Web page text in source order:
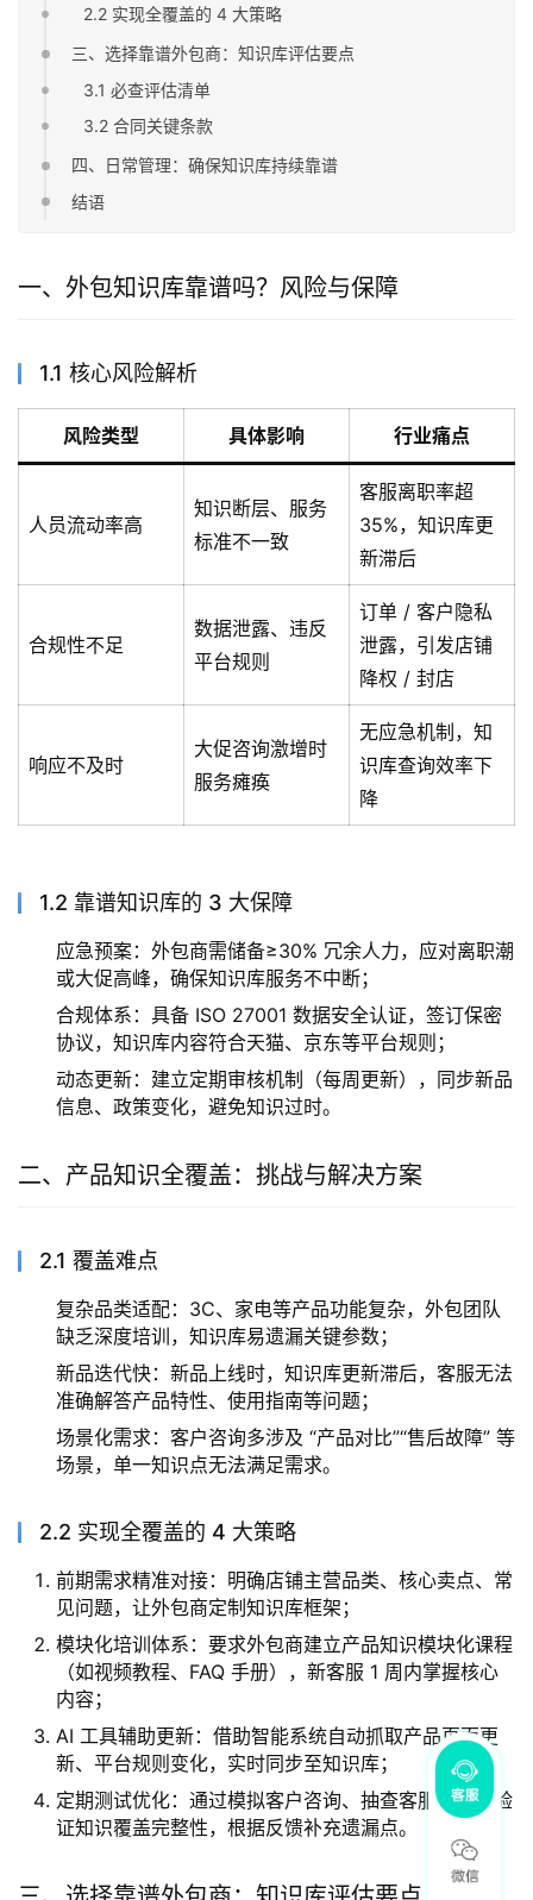
2.2 实现全覆盖的 4 大策略
三、选择靠谱外包商：知识库评估要点
3.1 必查评估清单
3.2 合同关键条款
四、日常管理：确保知识库持续靠谱
结语
一、外包知识库靠谱吗？风险与保障
1.1 核心风险解析
风险类型 具体影响 行业痛点
人员流动率高
知识断层、服务
标准不一致
客服离职率超
35%，知识库更
新滞后
合规性不足
数据泄露、违反
平台规则
订单 / 客户隐私
泄露，引发店铺
降权 / 封店
响应不及时
大促咨询激增时
服务瘫痪
无应急机制，知
识库查询效率下
降
1.2 靠谱知识库的 3 大保障
应急预案：外包商需储备≥30% 冗余人力，应对离职潮
或大促高峰，确保知识库服务不中断；
合规体系：具备 ISO 27001 数据安全认证，签订保密
协议，知识库内容符合天猫、京东等平台规则；
动态更新：建立定期审核机制（每周更新），同步新品
信息、政策变化，避免知识过时。
二、产品知识全覆盖：挑战与解决方案
2.1 覆盖难点
复杂品类适配：3C、家电等产品功能复杂，外包团队
缺乏深度培训，知识库易遗漏关键参数；
新品迭代快：新品上线时，知识库更新滞后，客服无法
准确解答产品特性、使用指南等问题；
场景化需求：客户咨询多涉及 “产品对比”“售后故障” 等
场景，单一知识点无法满足需求。
2.2 实现全覆盖的 4 大策略
前期需求精准对接：明确店铺主营品类、核心卖点、常
见问题，让外包商定制知识库框架；
模块化培训体系：要求外包商建立产品知识模块化课程
（如视频教程、FAQ 手册），新客服 1 周内掌握核心
内容；
AI 工具辅助更新：借助智能系统自动抓取产品页面更
新、平台规则变化，实时同步至知识库；
定期测试优化：通过模拟客户咨询、抽查客服应答，验
证知识覆盖完整性，根据反馈补充遗漏点。